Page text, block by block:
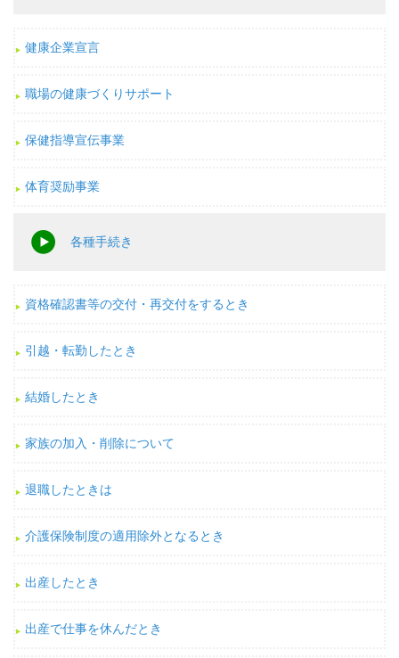
健康企業宣言
職場の健康づくりサポート
保健指導宣伝事業
体育奨励事業
各種手続き
資格確認書等の交付・再交付をするとき
引越・転勤したとき
結婚したとき
家族の加入・削除について
退職したときは
介護保険制度の適用除外となるとき
出産したとき
出産で仕事を休んだとき